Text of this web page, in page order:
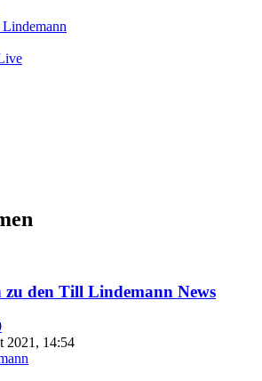
zu den Till Lindemann News
2021, 14:54